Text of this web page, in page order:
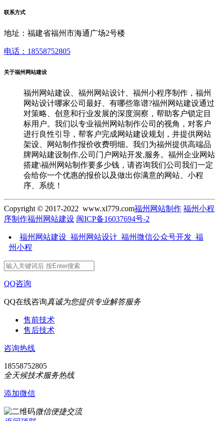
联系方式
地址：福建省福州市海通广场2号楼
电话：18558752805
关于福州网站建设
福州网站建设、福州网站设计、福州小程序制作，福州
网站设计哪家公司最好、有哪些靠谱?福州网站建设通过
对策略、创意和行业发展的深度洞察，帮助客户锁定目
标用户。我们以专业福州网站制作公司的视角，对客户
进行良性引导，帮客户完成网站建设规划，并提供网站
架设、网站制作报价收费明细。我们为福州提供高端品
牌网站建设制作,公司门户网站开发,服务。福州企业网站
搭建\福州网站制作要多少钱，请咨询我们公司我们一定
会给你一个优惠的报价以及做出你满意的网站、小程
序、系统！
Copyright © 2017-2022 www.xl779.com福州网站制作 福州小程
序制作福州网站建设 闽ICP备16037694号-2
福州网站建设_福州网站设计_福州微信公众号开发_福
州小程
QQ咨询
QQ在线咨询真诚为您提供专业解答服务
售前技术
售后技术
咨询热线
18558752805
全天候技术服务热线
添加微信
微信便捷交流